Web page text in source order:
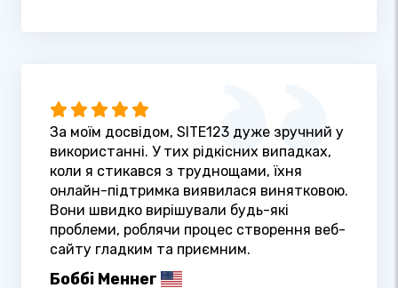
За моїм досвідом, SITE123 дуже зручний у
використанні. У тих рідкісних випадках,
коли я стикався з труднощами, їхня
онлайн-підтримка виявилася винятковою.
Вони швидко вирішували будь-які
проблеми, роблячи процес створення веб-
сайту гладким та приємним.
Боббі Меннег